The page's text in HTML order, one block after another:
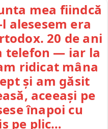
mea fiindcă
alesesem era
20 de ani
telefon — iar la
ridicat mâna
și am găsit
aceeași pe
înapoi cu
pe plic…